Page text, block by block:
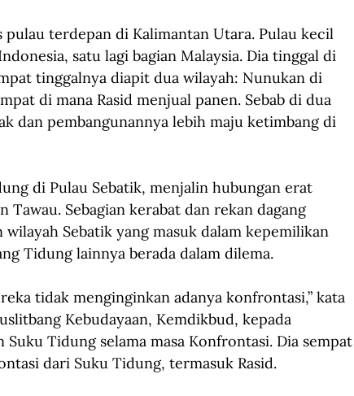
pulau terdepan di Kalimantan Utara. Pulau kecil
satu lagi bagian Malaysia. Dia tinggal di
tinggalnya diapit dua wilayah: Nunukan di
di mana Rasid menjual panen. Sebab di dua
dan pembangunannya lebih maju ketimbang di
di Pulau Sebatik, menjalin hubungan erat
Sebagian kerabat dan rekan dagang
Sebatik yang masuk dalam kepemilikan
Tidung lainnya berada dalam dilema.
tidak menginginkan adanya konfrontasi,” kata
Kebudayaan, Kemdikbud, kepada
Tidung selama masa Konfrontasi. Dia sempat
dari Suku Tidung, termasuk Rasid.